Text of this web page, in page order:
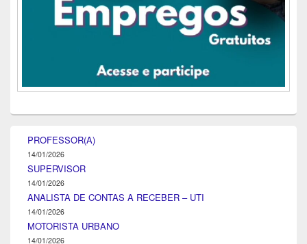
PROFESSOR(A)
14/01/2026
SUPERVISOR
14/01/2026
ANALISTA DE CONTAS A RECEBER – UTI
14/01/2026
MOTORISTA URBANO
14/01/2026